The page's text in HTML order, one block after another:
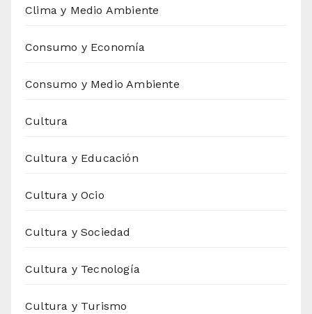
Clima y Medio Ambiente
Consumo y Economía
Consumo y Medio Ambiente
Cultura
Cultura y Educación
Cultura y Ocio
Cultura y Sociedad
Cultura y Tecnología
Cultura y Turismo